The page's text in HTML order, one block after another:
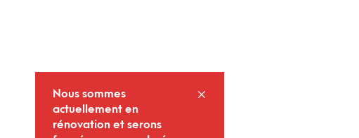
Nous sommes
actuellement en
rénovation et serons